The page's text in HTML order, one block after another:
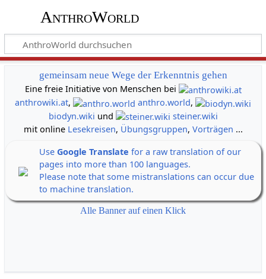
AnthroWorld
gemeinsam neue Wege der Erkenntnis gehen
Eine freie Initiative von Menschen bei
anthrowiki.at, anthro.world,
biodyn.wiki und
steiner.wiki
mit online Lesekreisen, Übungsgruppen, Vorträgen ...
Use Google Translate for a raw translation of our
pages into more than 100 languages.
Please note that some mistranslations can occur due
to machine translation.
Alle Banner auf einen Klick